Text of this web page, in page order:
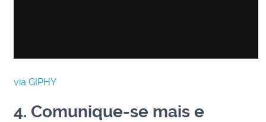
via GIPHY
4. Comunique-se mais e